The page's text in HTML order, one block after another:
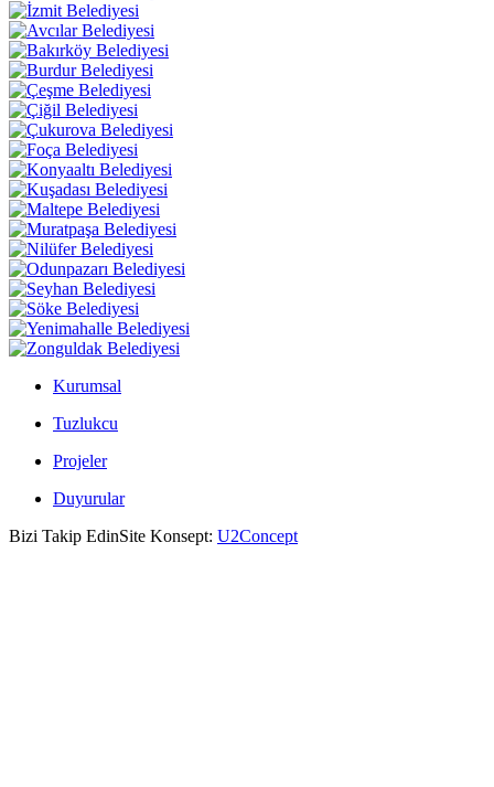
Kurumsal
Tuzlukcu
Projeler
Duyurular
Bizi Takip EdinSite Konsept: U2Concept